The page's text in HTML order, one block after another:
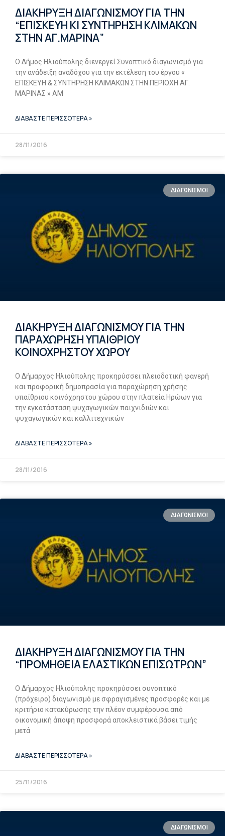
ΔΙΑΚΗΡΥΞΗ ΔΙΑΓΩΝΙΣΜΟΥ ΓΙΑ ΤΗΝ
“ΕΠΙΣΚΕΥΗ ΚΙ ΣΥΝΤΗΡΗΣΗ ΚΛΙΜΑΚΩΝ
ΣΤΗΝ ΑΓ.ΜΑΡΙΝΑ”
Ο Δήμος Ηλιούπολης διενεργεί Συνοπτικό διαγωνισμό για
την ανάδειξη αναδόχου για την εκτέλεση του έργου «
ΕΠΙΣΚΕΥΗ & ΣΥΝΤΗΡΗΣΗ ΚΛΙΜΑΚΩΝ ΣΤΗΝ ΠΕΡΙΟΧΗ ΑΓ.
ΜΑΡΙΝΑΣ » AM
ΔΙΑΒΑΣΤΕ ΠΕΡΙΣΣΟΤΕΡΑ »
28/11/2016
ΔΙΑΓΩΝΙΣΜΟΙ
ΔΙΑΚΗΡΥΞΗ ΔΙΑΓΩΝΙΣΜΟΥ ΓΙΑ ΤΗΝ
ΠΑΡΑΧΩΡΗΣΗ ΥΠΑΙΘΡΙΟΥ
ΚΟΙΝΟΧΡΗΣΤΟΥ ΧΩΡΟΥ
Ο Δήμαρχος Ηλιούπολης προκηρύσσει πλειοδοτική φανερή
και προφορική δημοπρασία για παραχώρηση χρήσης
υπαίθριου κοινόχρηστου χώρου στην πλατεία Ηρώων για
την εγκατάσταση ψυχαγωγικών παιχνιδιών και
ψυχαγωγικών και καλλιτεχνικών
ΔΙΑΒΑΣΤΕ ΠΕΡΙΣΣΟΤΕΡΑ »
28/11/2016
ΔΙΑΓΩΝΙΣΜΟΙ
ΔΙΑΚΗΡΥΞΗ ΔΙΑΓΩΝΙΣΜΟΥ ΓΙΑ ΤΗΝ
“ΠΡΟΜΗΘΕΙΑ ΕΛΑΣΤΙΚΩΝ ΕΠΙΣΩΤΡΩΝ”
Ο Δήμαρχος Ηλιούπολης προκηρύσσει συνοπτικό
(πρόχειρο) διαγωνισμό με σφραγισμένες προσφορές και με
κριτήριο κατακύρωσης την πλέον συμφέρουσα από
οικονομική άποψη προσφορά αποκλειστικά βάσει τιμής
μετά
ΔΙΑΒΑΣΤΕ ΠΕΡΙΣΣΟΤΕΡΑ »
25/11/2016
ΔΙΑΓΩΝΙΣΜΟΙ